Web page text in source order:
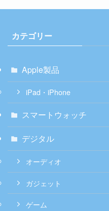
カテゴリー
Apple製品
iPad・iPhone
スマートウォッチ
デジタル
オーディオ
ガジェット
ゲーム